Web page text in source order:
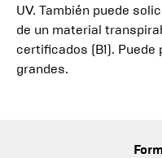
UV. También puede
de un material
certificados (B1). Puede
grandes.